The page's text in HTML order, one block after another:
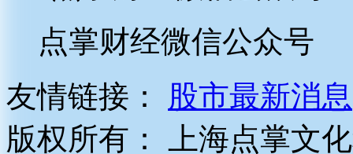
点掌财经微信公众号
友情链接：
股市最新消息
版权所有：
上海点掌文